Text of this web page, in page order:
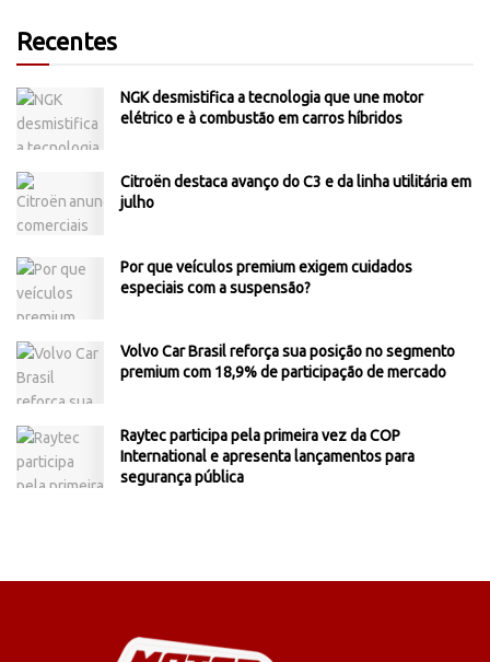
Recentes
NGK desmistifica a tecnologia que une motor
elétrico e à combustão em carros híbridos
Citroën destaca avanço do C3 e da linha utilitária em
julho
Por que veículos premium exigem cuidados
especiais com a suspensão?
Volvo Car Brasil reforça sua posição no segmento
premium com 18,9% de participação de mercado
Raytec participa pela primeira vez da COP
International e apresenta lançamentos para
segurança pública